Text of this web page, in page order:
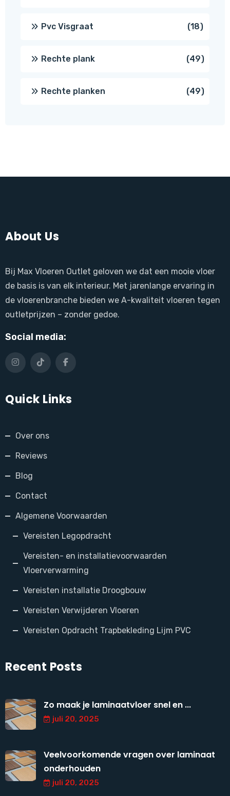
Pvc Visgraat 1818
Rechte plank 4949
Rechte planken 4949
About Us
Bij Max Vloeren Outlet geloven we dat een mooie vloer
de basis is van elk interieur. Met jarenlange ervaring in
de vloerenbranche bieden we A-kwaliteit vloeren tegen
outletprijzen – zonder gedoe.
Social media:
Quick Links
Over ons
Reviews
Blog
Contact
Algemene Voorwaarden
Vereisten Legopdracht
Vereisten- en installatievoorwaarden
Vloerverwarming
Vereisten installatie Droogbouw
Vereisten Verwijderen Vloeren
Vereisten Opdracht Trapbekleding Lijm PVC
Recent Posts
Zo maak je laminaatvloer snel en ...
juli 20, 2025
Veelvoorkomende vragen over laminaat
onderhouden
juli 20, 2025